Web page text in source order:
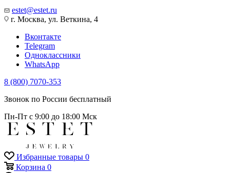
estet@estet.ru
г. Москва, ул. Веткина, 4
Вконтакте
Telegram
Одноклассники
WhatsApp
8 (800) 7070-353
Звонок по России бесплатный
Пн-Пт с 9:00 до 18:00 Мск
Избранные товары 0
Корзина 0